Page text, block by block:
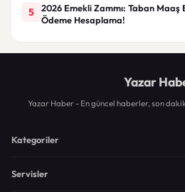
5
2026 Emekli Zammı: Taban Maaş
Ödeme Hesaplama!
Yazar
Yazar Haber - En güncel haberler, son
Kategoriler
Servisler